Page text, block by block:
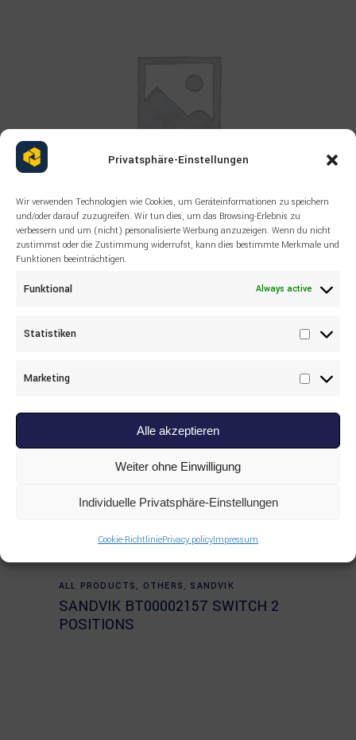
Privatsphäre-Einstellungen
Wir verwenden Technologien wie Cookies, um Geräteinformationen zu speichern
und/oder darauf zuzugreifen. Wir tun dies, um das Browsing-Erlebnis zu
verbessern und um (nicht) personalisierte Werbung anzuzeigen. Wenn du nicht
zustimmst oder die Zustimmung widerrufst, kann dies bestimmte Merkmale und
Funktionen beeinträchtigen.
Funktional Always active
Statistiken
Marketing
Alle akzeptieren
Weiter ohne Einwilligung
Individuelle Privatsphäre-Einstellungen
Cookie-RichtliniePrivacy policyImpressum
Read more
ALL PRODUCTS ,OTHERS, SANDVIK
SANDVIK 55043800 LEVER
Read more
ALL PRODUCTS , OTHERS , SANDVIK
SANDVIK BT00002157 SWITCH 2
POSITIONS